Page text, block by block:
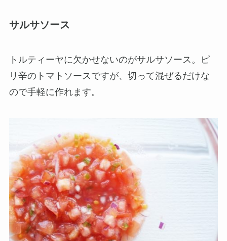
サルサソース
トルティーヤに欠かせないのがサルサソース。ピ
リ辛のトマトソースですが、切って混ぜるだけな
ので手軽に作れます。